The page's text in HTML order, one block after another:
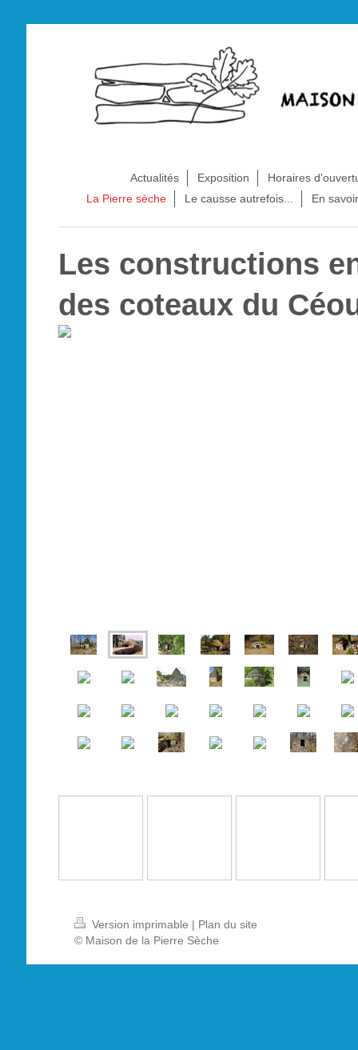
Actualités Exposition
Horaires
La Pierre sèche
Le causse autrefois... En
Les constructions
des coteaux du
Version imprimable | Plan du site
© Maison de la Pierre Sèche